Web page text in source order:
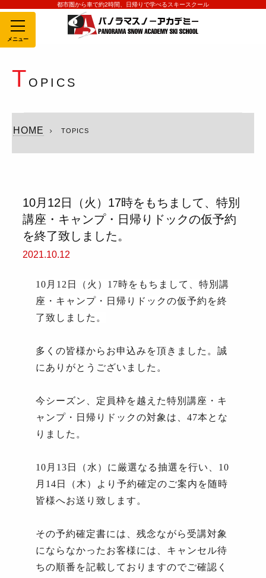
都市圏から車で約2時間、日帰りで学べるスキースクール
MENU
T OPICS
HOME TOPICS
10月12日（火）17時をもちまして、特別
講座・キャンプ・日帰りドックの仮予約
を終了致しました。
2021.10.12
10 月 12 日（火） 17時をもちまして、特別講
座・キャンプ・日帰りドックの仮予約を終
了致しました。
多くの皆様からお申込みを頂きました。誠
にありがとうございました。
今シーズン、定員枠を越えた特別講座・キ
ャンプ・日帰りドックの対象は、47本とな
りました。
10 月 13 日（水）に厳選なる抽選を行い、 10
月 14 日（木）より予約確定のご案内を随時
皆様へお送り致します。
その予約確定書には、残念ながら受講対象
にならなかったお客様には、キャンセル待
ちの順番を記載しておりますのでご確認く